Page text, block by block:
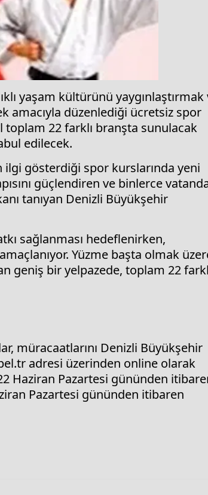
yaşam kültürünü yaygınlaştırmak
amacıyla düzenlediği ücretsiz spor
toplam 22 farklı branşta sunulacak
edilecek.
ilgi gösterdiği spor kurslarında yeni
güçlendiren ve binlerce
tanıyan Denizli Büyükşehir
sağlanması hedeflenirken,
Yüzme başta olmak
geniş bir yelpazede, toplam 22
müracaatlarını Denizli Büyükşehir
adresi üzerinden online olarak
Haziran Pazartesi gününden
Pazartesi gününden itibaren